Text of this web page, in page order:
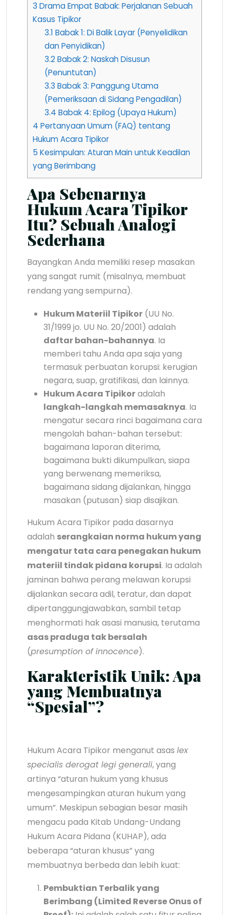
3 Drama Empat Babak: Perjalanan Sebuah
Kasus Tipikor
3.1 Babak 1: Di Balik Layar (Penyelidikan
dan Penyidikan)
3.2Babak 2: Naskah Disusun
(Penuntutan)
3.3 Babak 3: Panggung Utama
(Pemeriksaan di Sidang Pengadilan)
3.4 Babak 4: Epilog (Upaya Hukum)
4 Pertanyaan Umum (FAQ) tentang
Hukum Acara Tipikor
5 Kesimpulan: Aturan Main untuk Keadilan
yang Berimbang
Apa Sebenarnya
Hukum Acara Tipikor
Itu? Sebuah Analogi
Sederhana
Bayangkan Anda memiliki resep masakan
yang sangat rumit (misalnya, membuat
rendang yang sempurna).
Hukum Materiil Tipikor (UU No.
31/1999 jo. UU No. 20/2001) adalah
daftar bahan-bahannya. Ia
memberi tahu Anda apa saja yang
termasuk perbuatan korupsi: kerugian
negara, suap, gratifikasi, dan lainnya.
Hukum Acara Tipikoradalah
langkah-langkah memasaknya. Ia
mengatur secara rinci bagaimana cara
mengolah bahan-bahan tersebut:
bagaimana laporan diterima,
bagaimana bukti dikumpulkan, siapa
yang berwenang memeriksa,
bagaimana sidang dijalankan, hingga
masakan (putusan) siap disajikan.
Hukum Acara Tipikor pada dasarnya
adalah serangkaian norma hukum yang
mengatur tata cara penegakan hukum
materiil tindak pidana korupsi. Ia adalah
jaminan bahwa perang melawan korupsi
dijalankan secara adil, teratur, dan dapat
dipertanggungjawabkan, sambil tetap
menghormati hak asasi manusia, terutama
asas praduga tak bersalah
(presumption of innocence).
Karakteristik Unik: Apa
yang Membuatnya
“Spesial”?
Hukum Acara Tipikor menganut asas lex
specialis derogat legi generali, yang
artinya “aturan hukum yang khusus
mengesampingkan aturan hukum yang
umum”. Meskipun sebagian besar masih
mengacu pada Kitab Undang-Undang
Hukum Acara Pidana (KUHAP), ada
beberapa “aturan khusus” yang
membuatnya berbeda dan lebih kuat:
Pembuktian Terbalik yang
Berimbang (Limited Reverse Onus of